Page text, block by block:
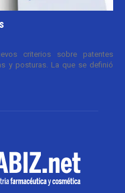
criterios sobre patentes
y posturas. La que se definió